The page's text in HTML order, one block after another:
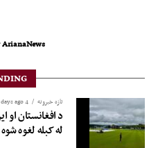
تازه خبرونه 4 days ago
د افغانستان او
له کبله لغوه شوه